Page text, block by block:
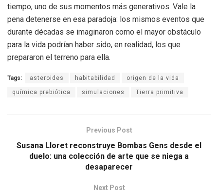
tiempo, uno de sus momentos más generativos. Vale la
pena detenerse en esa paradoja: los mismos eventos que
durante décadas se imaginaron como el mayor obstáculo
para la vida podrían haber sido, en realidad, los que
prepararon el terreno para ella.
Tags: asteroides habitabilidad origen de la vida
química prebiótica simulaciones Tierra primitiva
Previous Post
Susana Lloret reconstruye Bombas Gens desde el
duelo: una colección de arte que se niega a
desaparecer
Next Post